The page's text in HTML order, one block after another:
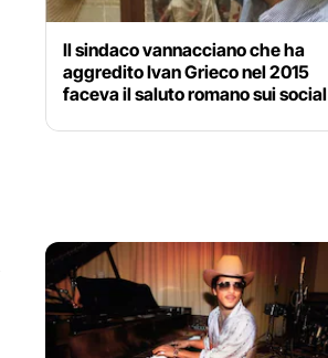
Il sindaco vannacciano che ha
aggredito Ivan Grieco nel 2015
faceva il saluto romano sui social